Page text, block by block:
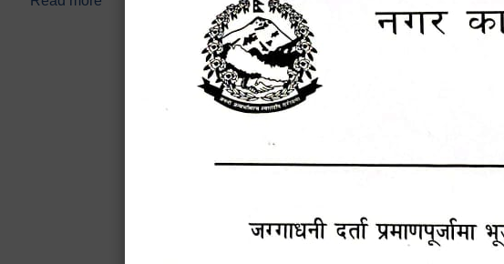
नं.१०१) फोन नं. ०५७-५२०६७७ शव बहान चालकको नं. ९८४९५०५६००